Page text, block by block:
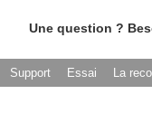
Une question ?
Support Essai La